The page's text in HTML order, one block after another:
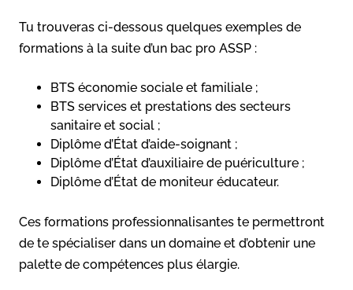
Tu trouveras ci-dessous quelques exemples de
formations à la suite d’un bac pro ASSP :
BTS économie sociale et familiale ;
BTS services et prestations des secteurs
sanitaire et social ;
Diplôme d’État d’aide-soignant ;
Diplôme d’État d’auxiliaire de puériculture ;
Diplôme d’État de moniteur éducateur.
Ces formations professionnalisantes te permettront
de te spécialiser dans un domaine et d’obtenir une
palette de compétences plus élargie.